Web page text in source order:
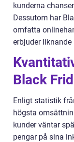
kunderna
Dessutom har
omfatta
erbjuder liknande
Black
Enligt statistik
högsta
kunder väntar
pengar på sina